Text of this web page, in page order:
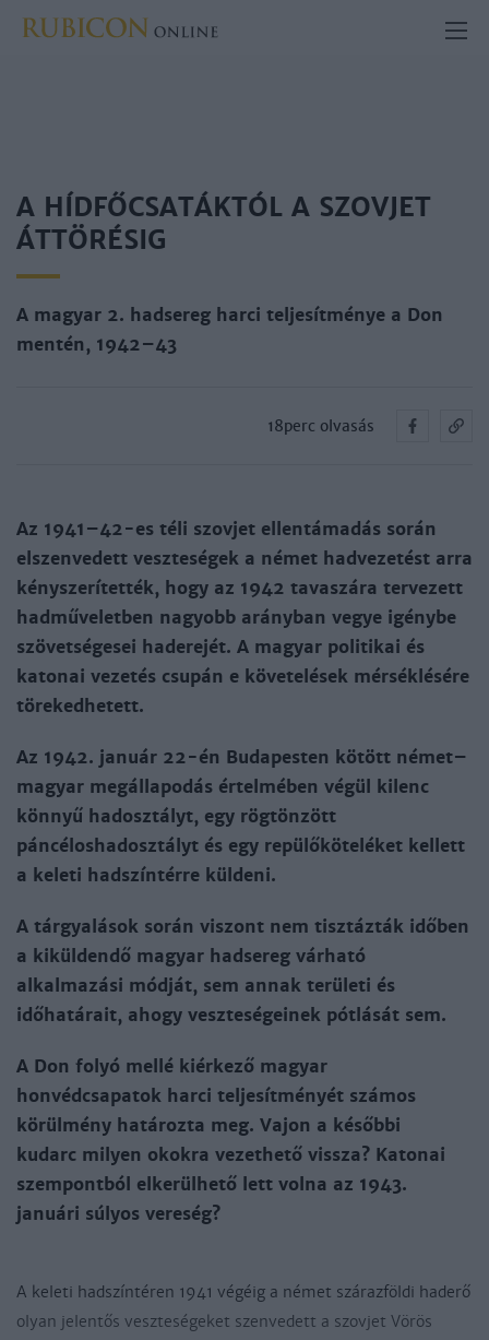
A HÍDFŐCSATÁKTÓL A SZOVJET
ÁTTÖRÉSIG
A magyar 2. hadsereg harci teljesítménye a Don
mentén, 1942–43
18perc olvasás
Az 1941–42-es téli szovjet ellentámadás során
elszenvedett veszteségek a német hadvezetést arra
kényszerítették, hogy az 1942 tavaszára tervezett
hadműveletben nagyobb arányban vegye igénybe
szövetségesei haderejét. A magyar politikai és
katonai vezetés csupán e követelések mérséklésére
törekedhetett.
Az 1942. január 22-én Budapesten kötött német–
magyar megállapodás értelmében végül kilenc
könnyű hadosztályt, egy rögtönzött
páncéloshadosztályt és egy repülőköteléket kellett
a keleti hadszíntérre küldeni.
A tárgyalások során viszont nem tisztázták időben
a kiküldendő magyar hadsereg várható
alkalmazási módját, sem annak területi és
időhatárait, ahogy veszteségeinek pótlását sem.
A Don folyó mellé kiérkező magyar
honvédcsapatok harci teljesítményét számos
körülmény határozta meg. Vajon a későbbi
kudarc milyen okokra vezethető vissza? Katonai
szempontból elkerülhető lett volna az 1943.
januári súlyos vereség?
A keleti hadszíntéren 1941 végéig a német szárazföldi haderő
olyan jelentős veszteségeket szenvedett a szovjet Vörös